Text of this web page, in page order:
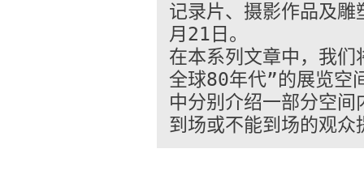
记录片、摄影作品及
月21日。
在本系列文章中，我
全球80年代”的展览空
中分别介绍一部分空
到场或不能到场的观